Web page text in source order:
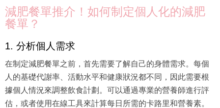
減肥餐單推介！如何制定個人化的減肥
餐單？
1. 分析個人需求
在制定減肥餐單之前，首先需要了解自己的身體需求。每個
人的基礎代謝率、活動水平和健康狀況都不同，因此需要根
據個人情況來調整飲食計劃。可以通過專業的營養師進行評
估，或者使用在線工具來計算每日所需的卡路里和營養素。